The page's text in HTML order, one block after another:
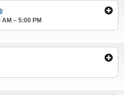
– 5:00 PM